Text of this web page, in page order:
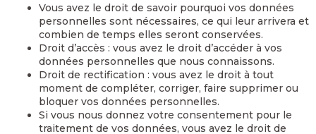
Vous avez le droit de savoir pourquoi vos données
personnelles sont nécessaires, ce qui leur arrivera et
combien de temps elles seront conservées.
Droit d’accès : vous avez le droit d’accéder à vos
données personnelles que nous connaissons.
Droit de rectification : vous avez le droit à tout
moment de compléter, corriger, faire supprimer ou
bloquer vos données personnelles.
Si vous nous donnez votre consentement pour le
traitement de vos données, vous avez le droit de